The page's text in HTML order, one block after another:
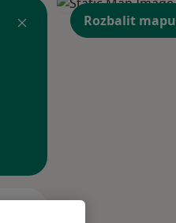
Rozbalit mapu